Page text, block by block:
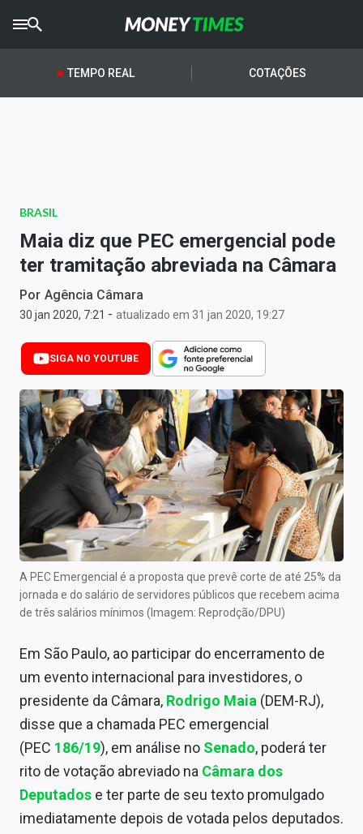
CRYPTOTIMES
AGROTIMES
Newsletters
Money Trader
Anuncie
Últimas Notícias
Newsletters
Cotações
Comprar ou vender?
Carteiras Recomendadas
Central de Dividendos
Central de Fundos Imobiliários
Central dos IPOs
Finanças Pessoais
Mercados
Economia
Empresas
Brasil
TEMPO REAL COTAÇÕES
BRASIL
Maia diz que PEC emergencial pode
ter tramitação abreviada na Câmara
Por Agência Câmara
30 jan 2020, 7:21 - atualizado em 31 jan 2020, 19:27
SIGA NO YOUTUBE
A PEC Emergencial é a proposta que prevê corte de até 25% da
jornada e do salário de servidores públicos que recebem acima
de três salários mínimos (Imagem: Reprodção/DPU)
Em São Paulo, ao participar do encerramento de
um evento internacional para investidores, o
presidente da Câmara, Rodrigo Maia (DEM-RJ),
disse que a chamada PEC emergencial
(PEC 186/19), em análise no Senado, poderá ter
rito de votação abreviado na Câmara dos
Deputados e ter parte de seu texto promulgado
imediatamente depois de votada pelos deputados.